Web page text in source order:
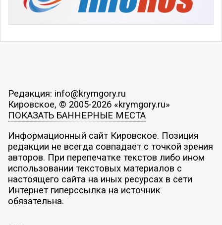
Редакция: info@krymgory.ru
Кировское, © 2005-2026 «krymgory.ru»
ПОКАЗАТЬ БАННЕРНЫЕ МЕСТА
Информационный сайт Кировское. Позиция
редакции не всегда совпадает с точкой зрения
авторов. При перепечатке текстов либо ином
использовании текстовых материалов с
настоящего сайта на иных ресурсах в сети
Интернет гиперссылка на источник
обязательна.